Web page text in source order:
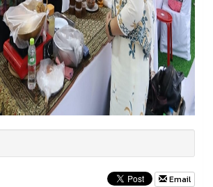
Email